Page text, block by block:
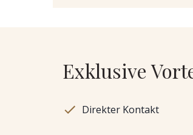
Exklusive
Direkter Kontakt